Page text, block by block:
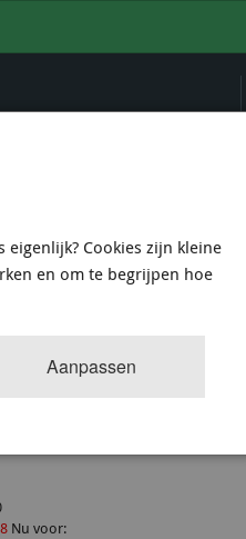
Nu voor:
Cookies zijn kleine
en om te begrijpen hoe
Aanpassen